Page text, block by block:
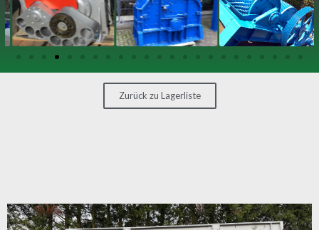
GETRIEBE
MASCHINEN
Zurück zu Lagerliste